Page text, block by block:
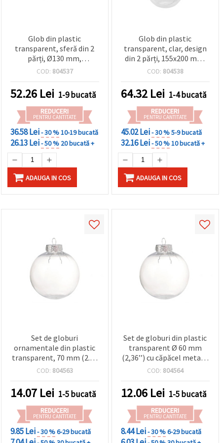
Glob din plastic
transparent, sferă din 2
părți, Ø130 mm,
deschidere 75 mm
COD: 804537
52.26 Lei 1-9 bucată
REDUCERI
PENTRU CANTITATE
36.58 Lei- 30 %10-19 bucată
26.13 Lei- 50 % 20 bucată +
ADAUGA IN COS
Glob din plastic
transparent, clar, design
din 2 părți, 155x200 mm,
deschidere 55 mm
COD: 804538
64.32 Lei 1-4 bucată
REDUCERI
PENTRU CANTITATE
45.02 Lei- 30 %5-9 bucată
32.16 Lei- 50 %10 bucată +
ADAUGA IN COS
Set de globuri
ornamentale din plastic
transparent, 70 mm (2.75
in) – sfere nespargabile cu
agățătoare – goale, DIY,
pentru bradul de Crăciun,
craft și decor de sărbători
COD: 804563
14.07 Lei 1-5 bucată
REDUCERI
PENTRU CANTITATE
9.85 Lei- 30 %6-29 bucată
Set de globuri din plastic
transparent Ø 60 mm
(2,36’’) cu căpăcel metalic
argintiu și buclă de
pentru craft, brad de
Crăciun și decorațiuni
pentru petreceri
COD: 804564
12.06 Lei 1-5 bucată
REDUCERI
PENTRU CANTITATE
8.44 Lei- 30 %6-29 bucată